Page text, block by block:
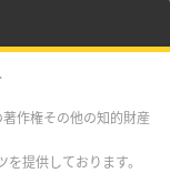
作権その他の知的財産
提供しております。